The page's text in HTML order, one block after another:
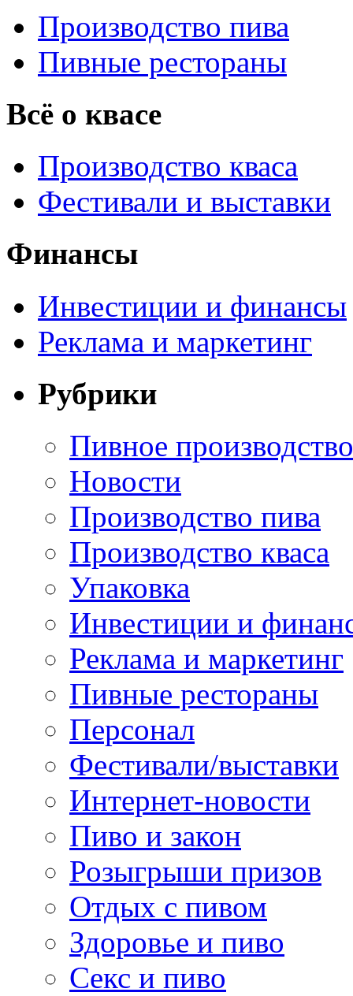
Производство пива
Пивные рестораны
Всё о квасе
Производство кваса
Фестивали и выставки
Финансы
Инвестиции и финансы
Реклама и маркетинг
Рубрики
Пивное производство
Новости
Производство пива
Производство кваса
Упаковка
Инвестиции и
Реклама и маркетинг
Пивные рестораны
Персонал
Фестивали/выставки
Интернет-новости
Пиво и закон
Розыгрыши призов
Отдых с пивом
Здоровье и пиво
Секс и пиво